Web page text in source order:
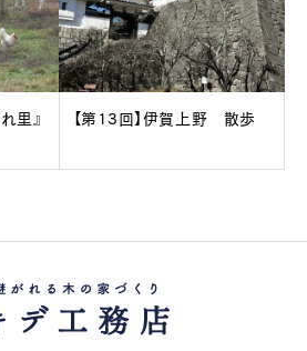
里』
【第13回】伊賀上野 散歩